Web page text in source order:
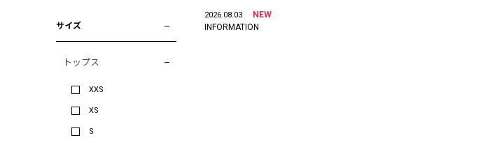
サイズ
トップス
XXS
XS
S
2026.08.03
NEW
INFORMATION